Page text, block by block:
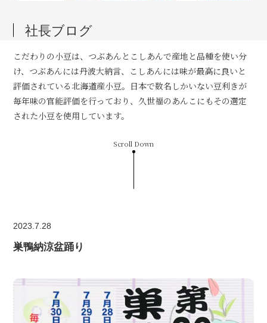
社長ブログ
こだわりの小豆は、つぶあんとこしあんで産地と品種を使い分
け、つぶあんには丹波大納言、こしあんには味が最高に良いと
評価されている北海道産小豆。日本で数名しかいない豆利きが
毎年味の官能評価を行っており、久世福のあんこにもその選定
された小豆を使用しています。
Scroll Down
2023.7.28
巣鴨納涼盆踊り